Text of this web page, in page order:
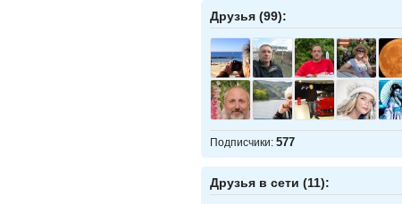
Друзья (99):
Подписчики: 577
Друзья в сети (11):